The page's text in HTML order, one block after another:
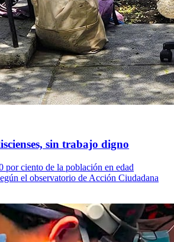
sin trabajo digno
por ciento de la población en edad
el observatorio de Acción Ciudadana